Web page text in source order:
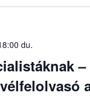
du.